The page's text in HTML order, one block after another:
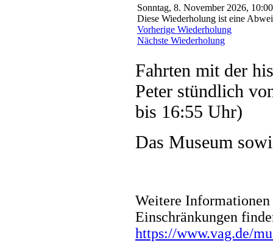
Sonntag, 8. November 2026,
Diese Wiederholung ist eine
Vorherige Wiederholung
Nächste Wiederholung
Fahrten mit der
Peter stündlich
bis 16:55 Uhr)
Das Museum
Weitere
Einschränkungen
https://www.vag.de/